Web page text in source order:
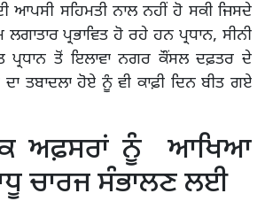
ਆਪਸੀ ਸਹਿਮਤੀ ਨਾਲ ਨਹੀਂ ਹੋ ਸਕੀ ਜਿਸਦੇ
ਪ੍ਰਭਾਵਿਤ ਹੋ ਰਹੇ ਹਨ ਪ੍ਰਧਾਨ, ਸੀਨੀ
ਪ੍ਰਧਾਨ ਤੋਂ ਇਲਾਵਾ ਨਗਰ ਕੌਂਸਲ ਦਫ਼ਤਰ ਦੇ
ਤਬਾਦਲਾ ਹੋਏ ਨੂੰ ਵੀ ਕਾਫ਼ੀ ਦਿਨ ਬੀਤ ਗਏ
ਅਫ਼ਸਰਾਂ ਨੂੰ ਆਖਿਆ
ਚਾਰਜ ਸੰਭਾਲਣ ਲਈ